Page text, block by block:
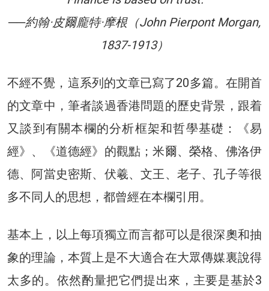
──約翰·皮爾龐特·摩根（John Pierpont Morgan,
1837-1913）
不經不覺，這系列的文章已寫了20多篇。在開首
的文章中，筆者談過香港問題的歷史背景，跟着
又談到有關本欄的分析框架和哲學基礎：《易
經》、《道德經》的觀點；米爾、榮格、佛洛伊
德、阿當史密斯、伏羲、文王、老子、孔子等很
多不同人的思想，都曾經在本欄引用。
基本上，以上每項獨立而言都可以是很深奧和抽
象的理論，本質上是不大適合在大眾傳媒裏說得
太多的。依然酌量把它們提出來，主要是基於3